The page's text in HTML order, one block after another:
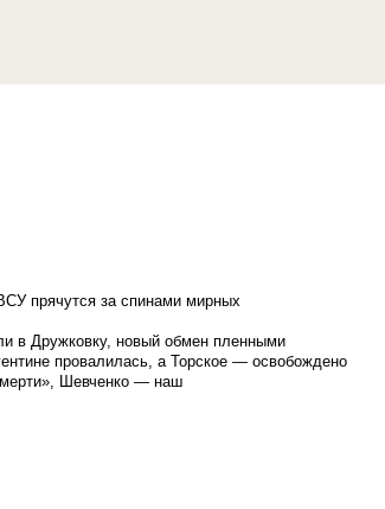
прячутся за спинами мирных
в Дружковку, новый обмен пленными
провалилась, а Торское — освобождено
Шевченко — наш